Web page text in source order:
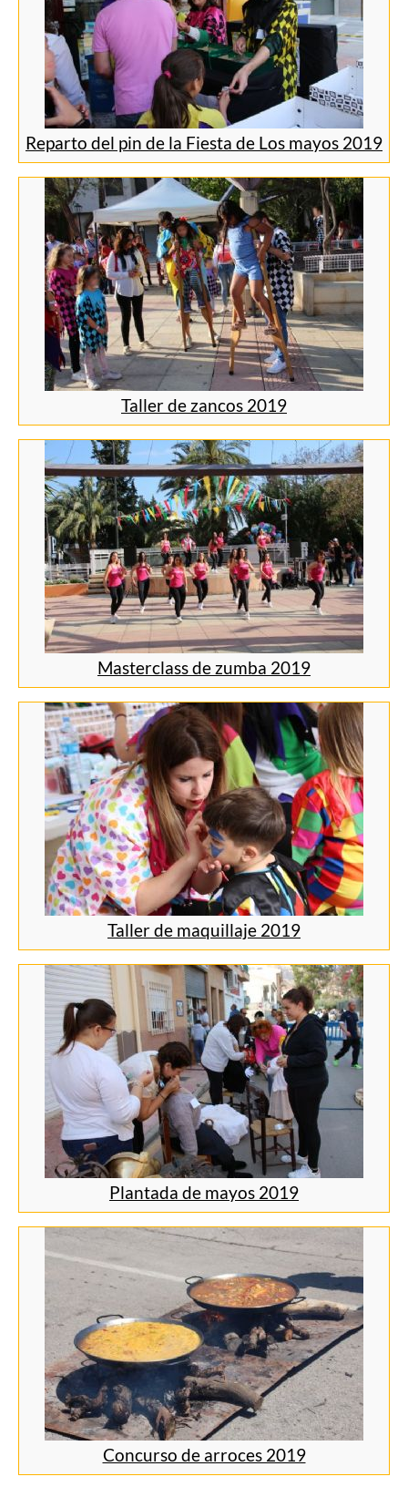
Reparto del pin de la Fiesta de Los mayos 2019
Taller de zancos 2019
Masterclass de zumba 2019
Taller de maquillaje 2019
Plantada de mayos 2019
Concurso de arroces 2019